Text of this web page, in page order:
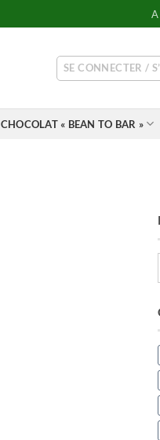
A
SE CONNECTER /
CHOCOLAT « BEAN TO BAR »